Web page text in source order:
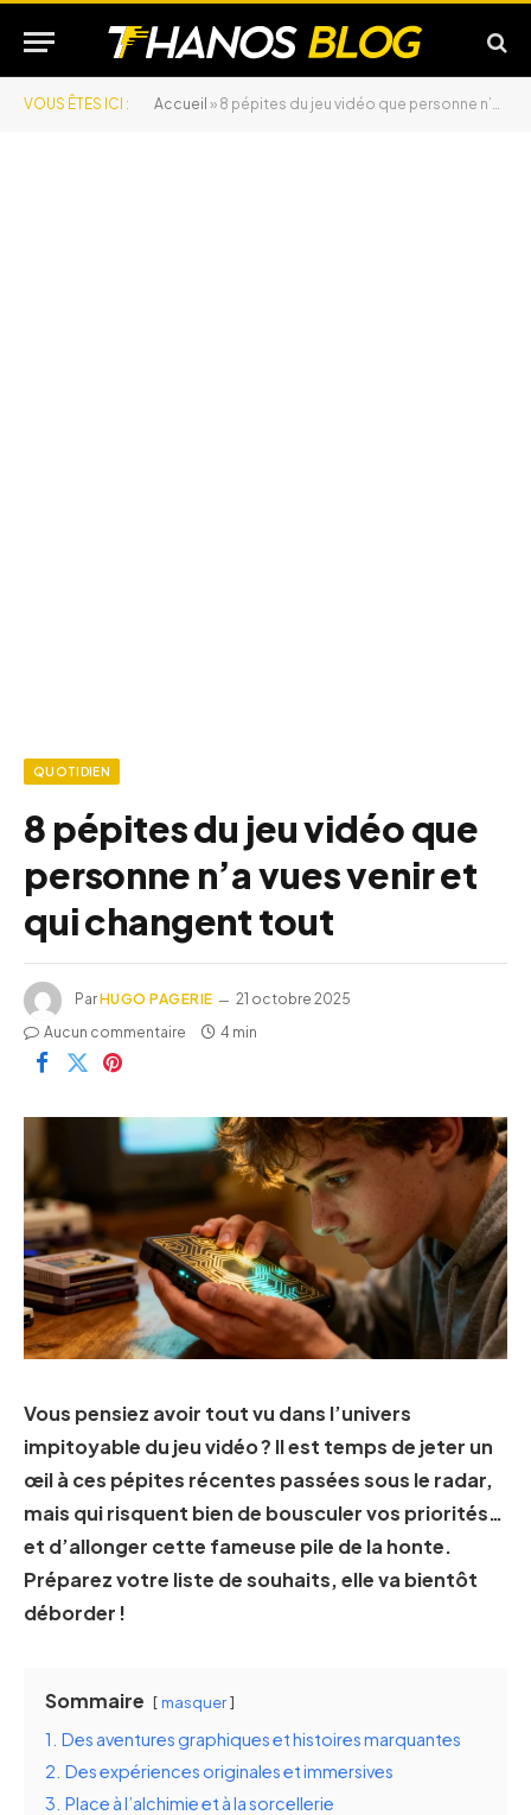
VOUS ÊTES ICI : Accueil » 8 pépites du jeu vidéo que personne n’a vues venir et qui changent tout
QUOTIDIEN
8 pépites du jeu vidéo que
personne n’a vues venir et
qui changent tout
ParHUGO PAGERIE
21 octobre 2025
Aucun commentaire
4 min
Vous pensiez avoir tout vu dans l’univers
impitoyable du jeu vidéo ? Il est temps de jeter un
œil à ces pépites récentes passées sous le radar,
mais qui risquent bien de bousculer vos priorités…
et d’allonger cette fameuse pile de la honte.
Préparez votre liste de souhaits, elle va bientôt
déborder !
Sommaire masquer
1. Des aventures graphiques et histoires marquantes
2. Des expériences originales et immersives
3. Place à l’alchimie et à la sorcellerie